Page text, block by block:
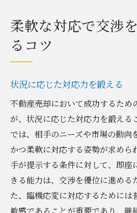
柔軟な対応で交渉
るコツ
状況に応じた対応力を鍛える
不動産売却において成功するため
が、状況に応じた対応力を鍛える
では、相手のニーズや市場の動向
かつ柔軟に対応する姿勢が求めら
手が提示する条件に対して、即座
きる能力は、交渉を優位に進める
た、臨機応変に対応するためには
敏感であることが重要であり、継